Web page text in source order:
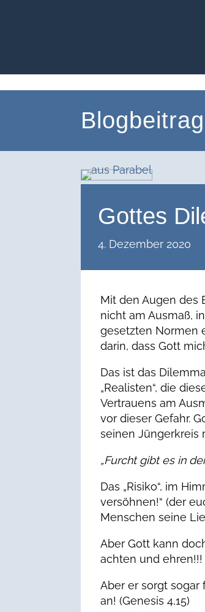
Blogbeitrag
Gottes
4. Dezember 2020
Mit den Augen des
nicht am Ausmaß,
gesetzten Normen
darin, dass Gott
Das ist das
„Realisten“, die
Vertrauens am
vor dieser Gefahr.
seinen Jüngerkreis
„Furcht gibt es in
Das „Risiko“, im
versöhnen!“ (der
Menschen seine
Aber Gott kann
achten und ehren!!!
Aber er sorgt sogar
an! (Genesis 4,15)